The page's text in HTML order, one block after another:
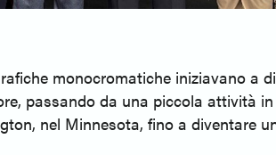
monocromatiche iniziavano a
passando da una piccola attività
nel Minnesota, fino a diventare